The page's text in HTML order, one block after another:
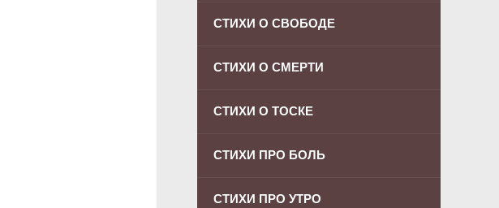
СТИХИ О СВОБОДЕ
СТИХИ О СМЕРТИ
СТИХИ О ТОСКЕ
СТИХИ ПРО БОЛЬ
СТИХИ ПРО УТРО